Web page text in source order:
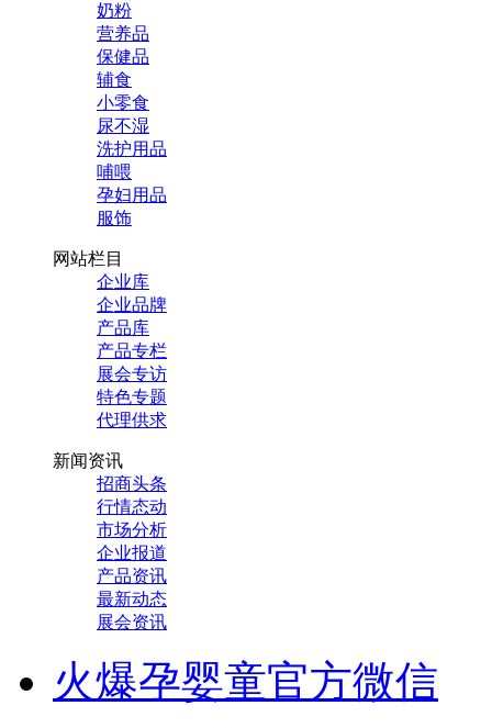
奶粉
营养品
保健品
辅食
小零食
尿不湿
洗护用品
哺喂
孕妇用品
服饰
网站栏目
企业库
企业品牌
产品库
产品专栏
展会专访
特色专题
代理供求
新闻资讯
招商头条
行情态动
市场分析
企业报道
产品资讯
最新动态
展会资讯
火爆孕婴童官方微信